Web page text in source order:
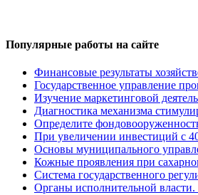
Популярные работы на сайте
Финансовые результаты
Государственное управление
Изучение маркетинговой
Диагностика механизма
Определите
При увеличении инвестиций с
Основы муниципального
Кожные проявления при
Система государственного
Органы исполнительной